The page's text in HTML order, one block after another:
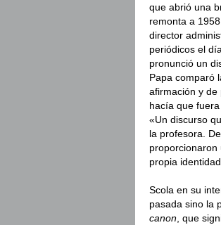
que abrió una
remonta a
director
periódicos el
pronunció un
Papa comparó
afirmación y de
hacía que
«Un discurso
la profesora.
proporcionaron
propia identidad.
Scola en su
pasada sino la
canon , que